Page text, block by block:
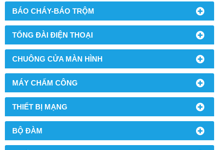
BÁO CHÁY-BÁO TRỘM
TỔNG ĐÀI ĐIỆN THOẠI
CHUÔNG CỬA MÀN HÌNH
MÁY CHẤM CÔNG
THIẾT BỊ MẠNG
BỘ ĐÀM